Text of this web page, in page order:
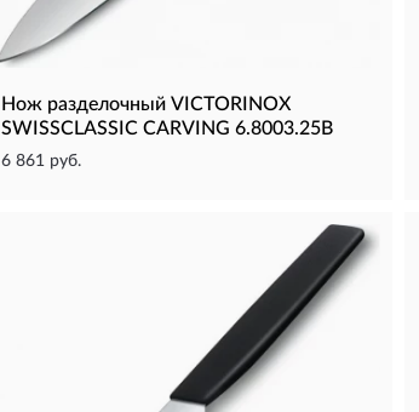
Нож разделочный VICTORINOX
SWISSCLASSIC CARVING 6.8003.25B
6 861 руб.